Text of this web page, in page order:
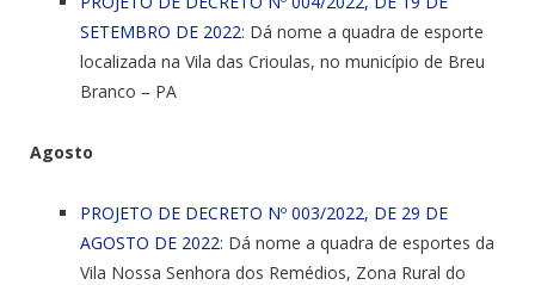
SETEMBRO DE 2022: Dá nome a quadra de esporte
localizada na Vila das Crioulas, no município de Breu
Branco – PA
Agosto
PROJETO DE DECRETO Nº 003/2022, DE 29 DE
AGOSTO DE 2022: Dá nome a quadra de esportes da
Vila Nossa Senhora dos Remédios, Zona Rural do